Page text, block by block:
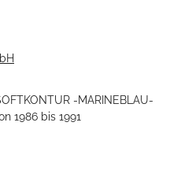
-MARINEBLAU-
1986 bis 1991